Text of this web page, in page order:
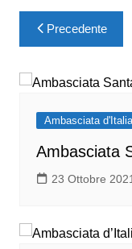
Precedente
Ambasciata
Ambasciata
23 Ottobre 2021